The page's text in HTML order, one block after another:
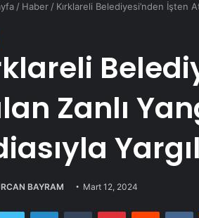
/ Haber / Kırklareli Belediyesi’nden İşten
Zanlı
BAYRAM Mart 12, 2024
Twitter LinkedInTumblr PinterestReddit